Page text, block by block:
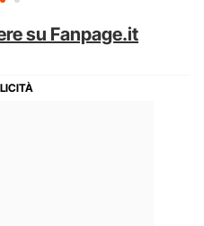
su Fanpage.it